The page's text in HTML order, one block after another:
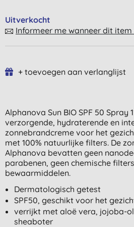
Uitverkocht
Informeer me wanneer dit
+ toevoegen aan verlanglijst
Alphanova Sun BIO SPF 50 Spray
verzorgende, hydraterende en
zonnebrandcreme voor het
met 100% natuurlijke filters. De
Alphanova bevatten geen
parabenen, geen chemische
bewaarmiddelen.
Dermatologisch getest
SPF50, geschikt voor het
verrijkt met aloë vera, jojoba-
sheaboter